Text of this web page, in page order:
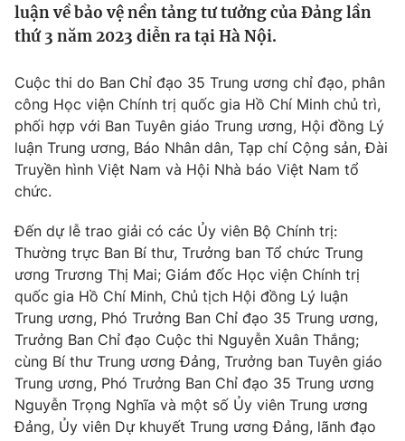
Thế giới
Thế giới đó đây
Câu chuyện quốc tế
Kinh tế
Tài chính
Thị trường
Góc doanh nghiệp
Dữ liệu và đời sống
Truyền hình
Hậu trường
Nhân vật
Khán giả
Giải sao mai
Giải trí
Điện ảnh
Âm nhạc
Sao
Đời sống
Du lịch
Làm đẹp
Chất lượng cuộc sống
Giáo dục
Tuyển sinh
Học trực tuyến
Công nghệ
Hitech Công nghệ tương lai
luận về bảo vệ nền tảng tư tưởng của Đảng lần
thứ 3 năm 2023 diễn ra tại Hà Nội.
Cuộc thi do Ban Chỉ đạo 35 Trung ương chỉ đạo, phân
công Học viện Chính trị quốc gia Hồ Chí Minh chủ trì,
phối hợp với Ban Tuyên giáo Trung ương, Hội đồng Lý
luận Trung ương, Báo Nhân dân, Tạp chí Cộng sản, Đài
Truyền hình Việt Nam và Hội Nhà báo Việt Nam tổ
chức.
Đến dự lễ trao giải có các Ủy viên Bộ Chính trị:
Thường trực Ban Bí thư, Trưởng ban Tổ chức Trung
ương Trương Thị Mai; Giám đốc Học viện Chính trị
quốc gia Hồ Chí Minh, Chủ tịch Hội đồng Lý luận
Trung ương, Phó Trưởng Ban Chỉ đạo 35 Trung ương,
Trưởng Ban Chỉ đạo Cuộc thi Nguyễn Xuân Thắng;
cùng Bí thư Trung ương Đảng, Trưởng ban Tuyên giáo
Trung ương, Phó Trưởng Ban Chỉ đạo 35 Trung ương
Nguyễn Trọng Nghĩa và một số Ủy viên Trung ương
Đảng, Ủy viên Dự khuyết Trung ương Đảng, lãnh đạo